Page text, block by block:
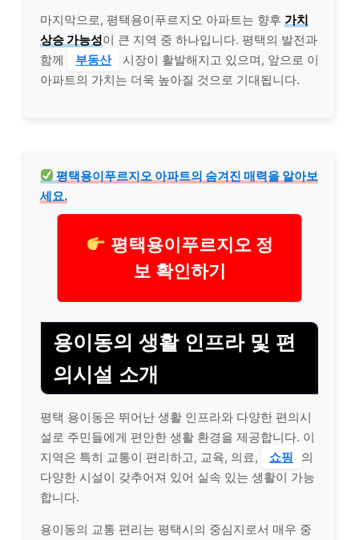
마지막으로, 평택용이푸르지오 아파트는 향후 가치
상승 가능성이 큰 지역 중 하나입니다. 평택의 발전과
함께
부동산
시장이 활발해지고 있으며, 앞으로 이
아파트의 가치는 더욱 높아질 것으로 기대됩니다.
평택용이푸르지오 아파트의 숨겨진 매력을 알아보
세요.
평택용이푸르지오 정
보 확인하기
용이동의 생활 인프라 및 편
의시설 소개
평택 용이동은 뛰어난 생활 인프라와 다양한 편의시
설로 주민들에게 편안한 생활 환경을 제공합니다. 이
지역은 특히 교통이 편리하고, 교육, 의료,
쇼핑
의
다양한 시설이 갖추어져 있어 실속 있는 생활이 가능
합니다.
용이동의 교통 편리는 평택시의 중심지로서 매우 중